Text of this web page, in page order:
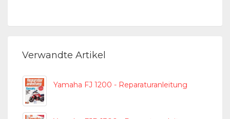
Verwandte Artikel
Yamaha FJ 1200 - Reparaturanleitung